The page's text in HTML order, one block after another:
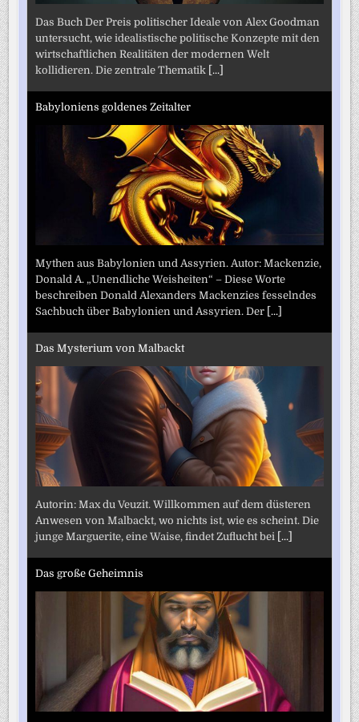
Das Buch Der Preis politischer Ideale von Alex Goodman
untersucht, wie idealistische politische Konzepte mit den
wirtschaftlichen Realitäten der modernen Welt
kollidieren. Die zentrale Thematik [...]
Babyloniens goldenes Zeitalter
Mythen aus Babylonien und Assyrien. Autor: Mackenzie,
Donald A. „Unendliche Weisheiten“ – Diese Worte
beschreiben Donald Alexanders Mackenzies fesselndes
Sachbuch über Babylonien und Assyrien. Der [...]
Das Mysterium von Malbackt
Autorin: Max du Veuzit. Willkommen auf dem düsteren
Anwesen von Malbackt, wo nichts ist, wie es scheint. Die
junge Marguerite, eine Waise, findet Zuflucht bei
[...]
Das große Geheimnis